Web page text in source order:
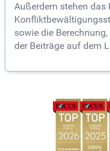
Außerdem stehen das
sowie die
der Beiträge auf dem